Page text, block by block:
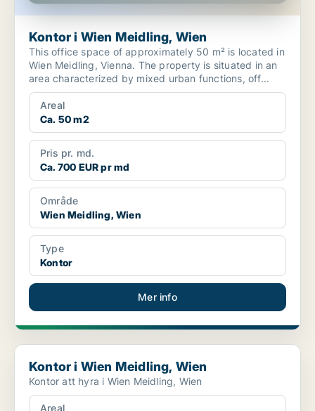
Kontor i Wien Meidling, Wien
This office space of approximately 50 m² is located in
Wien Meidling, Vienna. The property is situated in an
area characterized by mixed urban functions, off...
Areal
Ca. 50 m2
Pris pr. md.
Ca. 700 EUR pr md
Område
Wien Meidling, Wien
Type
Kontor
Mer info
Kontor i Wien Meidling, Wien
Kontor i Wien Meidling, Wien
Kontor att hyra i Wien Meidling, Wien
Areal